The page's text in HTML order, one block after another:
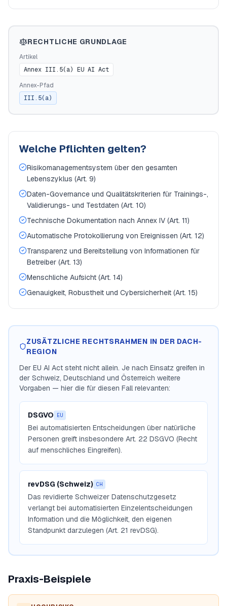
RECHTLICHE GRUNDLAGE
Artikel
Annex III.5(a) EU AI Act
Annex-Pfad
III.5(a)
Welche Pflichten gelten?
Risikomanagementsystem über den gesamten
Lebenszyklus (Art. 9)
Daten-Governance und Qualitätskriterien für Trainings-,
Validierungs- und Testdaten (Art. 10)
Technische Dokumentation nach Annex IV (Art. 11)
Automatische Protokollierung von Ereignissen (Art. 12)
Transparenz und Bereitstellung von Informationen für
Betreiber (Art. 13)
Menschliche Aufsicht (Art. 14)
Genauigkeit, Robustheit und Cybersicherheit (Art. 15)
ZUSÄTZLICHE RECHTSRAHMEN IN DER DACH-
REGION
Der EU AI Act steht nicht allein. Je nach Einsatz greifen in
der Schweiz, Deutschland und Österreich weitere
Vorgaben — hier die für diesen Fall relevanten:
DSGVO EU
Bei automatisierten Entscheidungen über natürliche
Personen greift insbesondere Art. 22 DSGVO (Recht
auf menschliches Eingreifen).
revDSG (Schweiz) CH
Das revidierte Schweizer Datenschutzgesetz
verlangt bei automatisierten Einzelentscheidungen
Information und die Möglichkeit, den eigenen
Standpunkt darzulegen (Art. 21 revDSG).
Praxis-Beispiele